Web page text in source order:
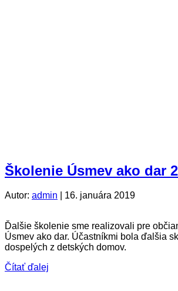
Školenie Úsmev ako dar
Autor: admin 16. januára 2019
Ďalšie školenie sme realizovali pre
Úsmev ako dar. Účastníkmi bola ďalšia
dospelých z detských domov.
Čítať ďalej